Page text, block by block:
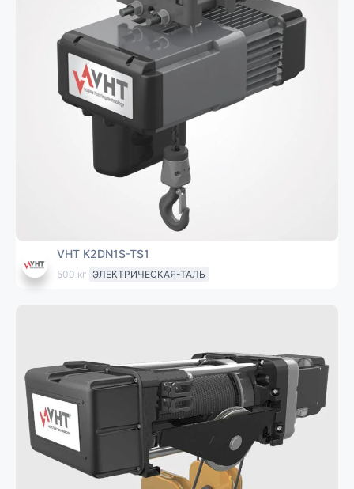
VHT K2DN1S-TS1
500 кг ЭЛЕКТРИЧЕСКАЯ-ТАЛЬ